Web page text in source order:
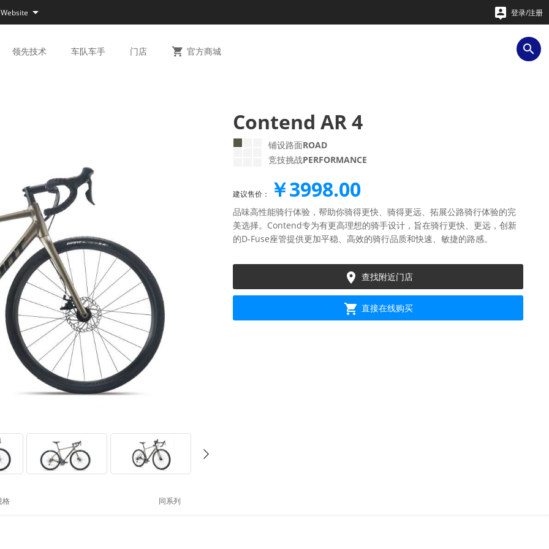
  登录/注册
领先技术 车队车手 门店  官方商城 
Contend AR 4
铺设路面ROAD
竞技挑战PERFORMANCE
建议售价： ￥3998.00
品味高性能骑行体验，帮助你骑得更快、骑得更远、拓展公路骑行体验的完
美选择。Contend专为有更高理想的骑手设计，旨在骑行更快、更远，创新
的D-Fuse座管提供更加平稳、高效的骑行品质和快速、敏捷的路感。
 查找附近门店
 直接在线购买
格 同系列